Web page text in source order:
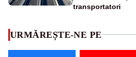
transportatori
URMĂREȘTE-NE PE